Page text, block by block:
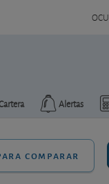
OCU
Alertas
comparar